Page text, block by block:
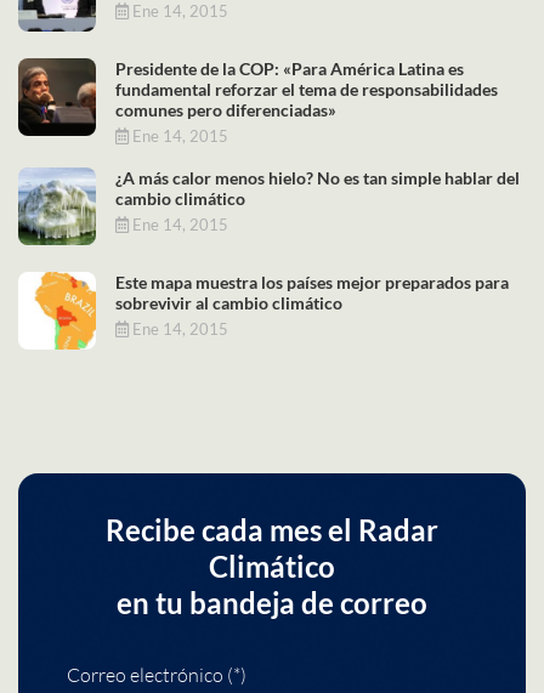
Ene 14, 2015
Presidente de la COP: «Para América Latina es
fundamental reforzar el tema de responsabilidades
comunes pero diferenciadas»
Ene 14, 2015
¿A más calor menos hielo? No es tan simple hablar del
cambio climático
Ene 14, 2015
Este mapa muestra los países mejor preparados para
sobrevivir al cambio climático
Ene 14, 2015
Recibe cada mes el Radar
Climático
en tu bandeja de correo
Correo electrónico (*)